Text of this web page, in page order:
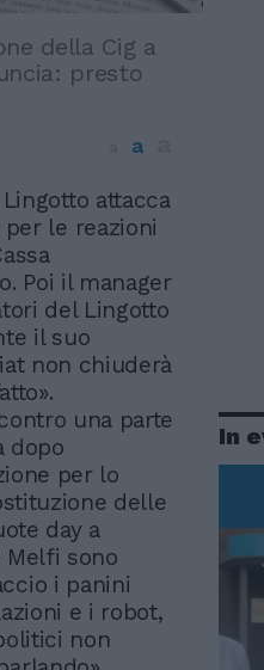
della Cig a
presto
a
attacca
le reazioni
Poi il manager
del Lingotto
il suo
non chiuderà
una parte
dopo
per lo
delle
day a
Melfi sono
i panini
e i robot,
non
In